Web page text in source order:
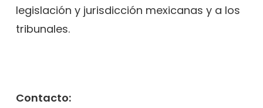
legislación y jurisdicción mexicanas y a los
tribunales.
Contacto: